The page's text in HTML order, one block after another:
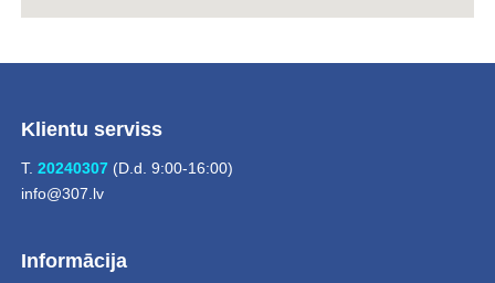
Klientu serviss
T. 20240307(D.d. 9:00-16:00)
info@307.lv
Informācija